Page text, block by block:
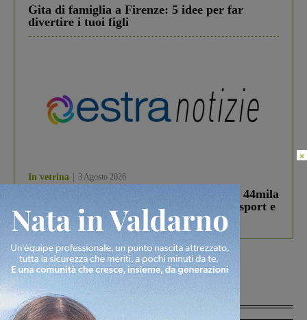
Gita di famiglia a Firenze: 5 idee per far
divertire i tuoi figli
In vetrina 3 Agosto 2026
Estra Notizie agosto: Smart Cities, oltre 44mila
studenti coinvolti, torna il bando per lo sport e
debutta il podcast Estrair
Più lette
×